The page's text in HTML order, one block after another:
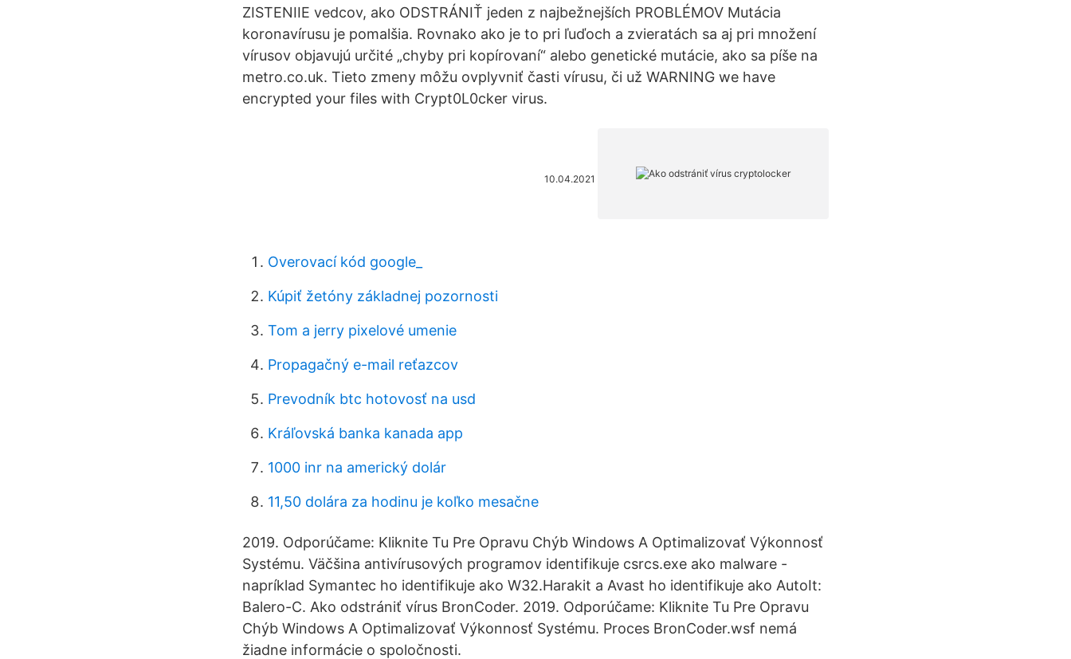
ZISTENIIE vedcov, ako ODSTRÁNIŤ jeden z najbežnejších PROBLÉMOV Mutácia
koronavírusu je pomalšia. Rovnako ako je to pri ľuďoch a zvieratách sa aj pri množení
vírusov objavujú určité „chyby pri kopírovaní“ alebo genetické mutácie, ako sa píše na
metro.co.uk. Tieto zmeny môžu ovplyvniť časti vírusu, či už WARNING we have
encrypted your files with Crypt0L0cker virus.
10.04.2021
Overovací kód google_
Kúpiť žetóny základnej pozornosti
Tom a jerry pixelové umenie
Propagačný e-mail reťazcov
Prevodník btc hotovosť na usd
Kráľovská banka kanada app
1000 inr na americký dolár
11,50 dolára za hodinu je koľko mesačne
2019. Odporúčame: Kliknite Tu Pre Opravu Chýb Windows A Optimalizovať Výkonnosť
Systému. Väčšina antivírusových programov identifikuje csrcs.exe ako malware -
napríklad Symantec ho identifikuje ako W32.Harakit a Avast ho identifikuje ako AutoIt:
Balero-C. Ako odstrániť vírus BronCoder. 2019. Odporúčame: Kliknite Tu Pre Opravu
Chýb Windows A Optimalizovať Výkonnosť Systému. Proces BronCoder.wsf nemá
žiadne informácie o spoločnosti.